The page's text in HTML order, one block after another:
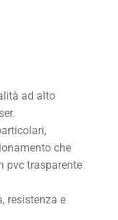
ad alto
che
pvc trasparente
resistenza e